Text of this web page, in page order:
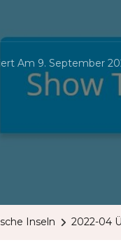
Am 9. September
Inseln 2022-04